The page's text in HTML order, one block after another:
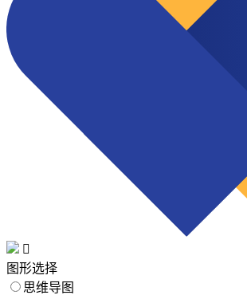

图形选择
思维导图